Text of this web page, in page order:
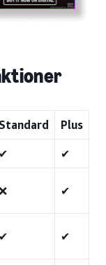
Standard Plus
✔ ✔
✔
✔ ✔